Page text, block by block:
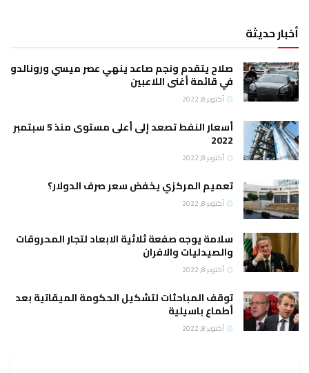
أخبار حديثة
صلاح يتقدم ونجم صاعد ينهي عصر ميسي ورونالدو
في قائمة أغنى اللاعبين
أكتوبر 8, 2022
أسعار النفط تصعد إلى أعلى مستوى منذ 5 سبتمبر
2022
أكتوبر 8, 2022
تعميم المركزي يخفض سعر صرف الدولار؟
أكتوبر 8, 2022
سلامة يوجه صفعة ثلاثية الابعاد لتجار المحروقات
والصيدليات والافران
أكتوبر 8, 2022
توقف المباحثات لتشكيل الحكومة الميقاتية بعد
أطماع باسيلية
أكتوبر 8, 2022